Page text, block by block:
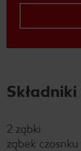
Składniki
2 ząbki
ząbek czosnku